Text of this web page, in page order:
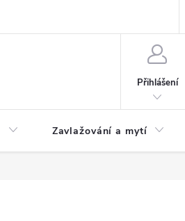
Přihlášení
Zavlažování a mytí